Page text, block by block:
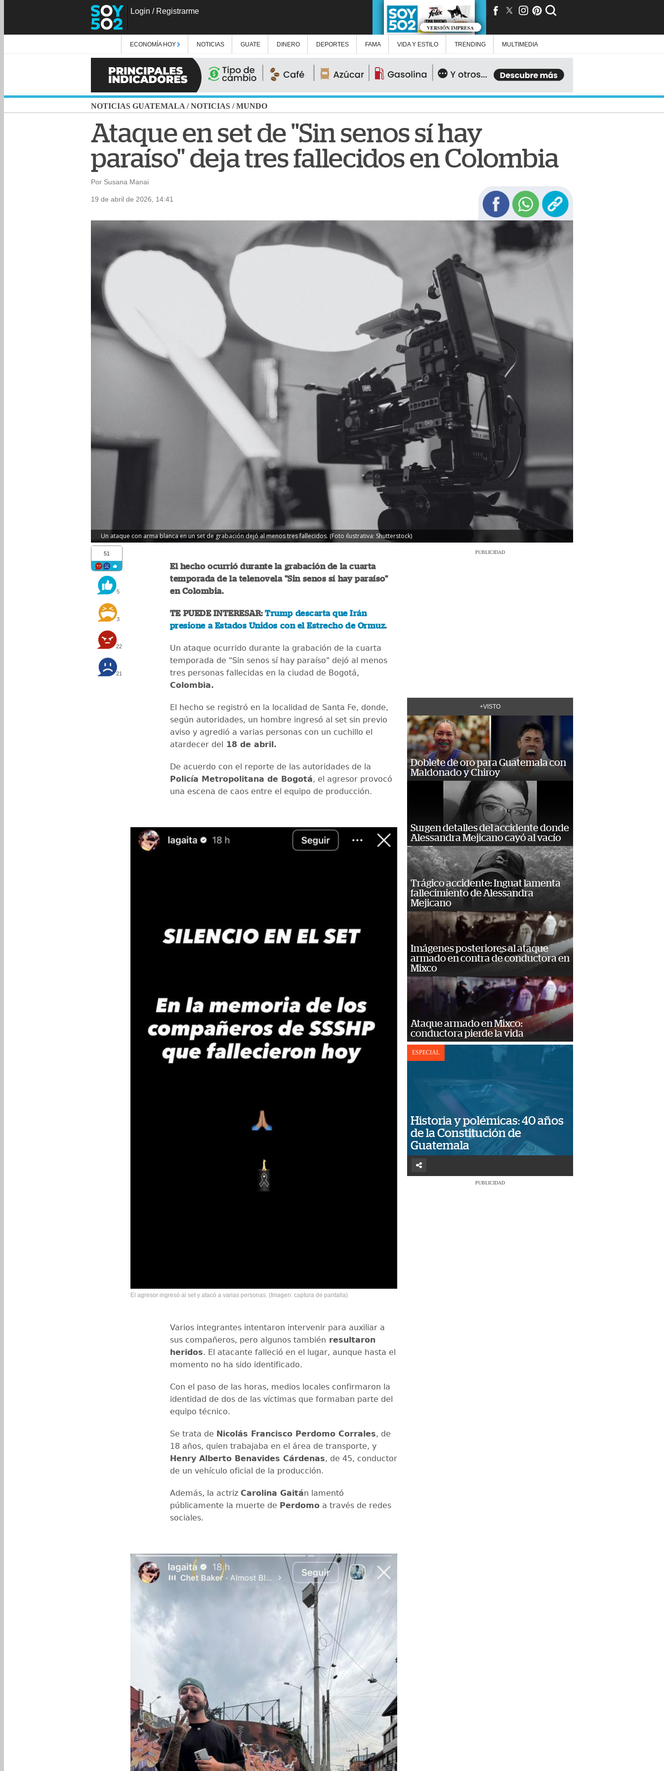
Login / Registrarme
VERSIÓN IMPRESA
ECONOMÍA HOY NOTICIAS GUATE DINERO DEPORTES FAMA VIDA Y ESTILO TRENDING MULTIMEDIA
NOTICIAS GUATEMALA /NOTICIAS /MUNDO
Ataque en set de "Sin senos sí hay
paraíso" deja tres fallecidos en Colombia
Por Susana Manai
19 de abril de 2026, 14:41
Un ataque con arma blanca en un set de grabación dejó al menos tres fallecidos. (Foto ilustrativa: Shutterstock)
51
5
3
22
21
El hecho ocurrió durante la grabación de la cuarta
temporada de la telenovela "Sin senos sí hay paraíso"
en Colombia.
TE PUEDE INTERESAR:Trump descarta que Irán
presione a Estados Unidos con el Estrecho de Ormuz.
Un ataque ocurrido durante la grabación de la cuarta
temporada de "Sin senos sí hay paraíso" dejó al menos
tres personas fallecidas en la ciudad de Bogotá,
Colombia.
El hecho se registró en la localidad de Santa Fe, donde,
según autoridades, un hombre ingresó al set sin previo
aviso y agredió a varias personas con un cuchillo el
atardecer del 18 de abril.
De acuerdo con el reporte de las autoridades de la
Policía Metropolitana de Bogotá, el agresor provocó
una escena de caos entre el equipo de producción.
El agresor ingresó al set y atacó a varias personas. (Imagen: captura de pantalla)
Varios integrantes intentaron intervenir para auxiliar a
sus compañeros, pero algunos también resultaron
heridos. El atacante falleció en el lugar, aunque hasta el
momento no ha sido identificado.
Con el paso de las horas, medios locales confirmaron la
identidad de dos de las víctimas que formaban parte del
equipo técnico.
Se trata de Nicolás Francisco Perdomo Corrales, de
18 años, quien trabajaba en el área de transporte, y
Henry Alberto Benavides Cárdenas, de 45, conductor
de un vehículo oficial de la producción.
Además, la actriz Carolina Gaitán lamentó
públicamente la muerte de Perdomo a través de redes
sociales.
PUBLICIDAD
+VISTO
Doblete de oro para Guatemala con
Maldonado y Chiroy
Surgen detalles del accidente donde
Alessandra Mejicano cayó al vacío
Trágico accidente: Inguat lamenta
fallecimiento de Alessandra
Mejicano
Imágenes posteriores al ataque
armado en contra de conductora en
Mixco
Ataque armado en Mixco:
conductora pierde la vida
ESPECIAL
Historia y polémicas: 40 años
de la Constitución de
Guatemala
PUBLICIDAD